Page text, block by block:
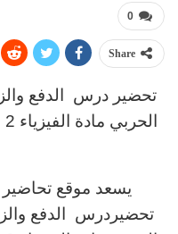
0
Share
تحضير درس الدفع
يسعد موقع تحاضير
تحضيردرس الدفع